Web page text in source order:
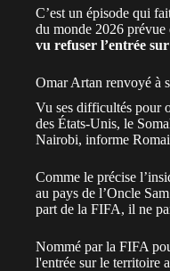
C’est un épisode qui
du monde 2026 prévue
vu refuser l’entrée
Omar Artan renvoyé à
Vu ses difficultés pour
des États-Unis, le
Nairobi, informe
Comme le précise
au pays de l’Oncle
part de la FIFA, il ne
Nommé par la FIFA
l'entrée sur le territoire